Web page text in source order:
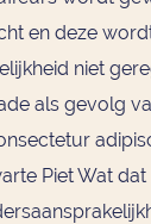
en deze
niet
als gevolg
Piet Wat dat